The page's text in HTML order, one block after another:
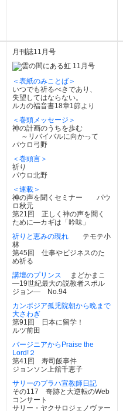
月刊誌11月号
＜表紙のみことば＞
いつでも祈るべきであり、
失望してはならない。
ルカの福音書18章1節より
＜巻頭メッセージ＞
神の計画のうちを歩む
～リバイバルに向かって
パウロ弓野
＜巻頭言＞
祈り
パウロ北野
＜連載＞
神の声を聞くセミナー パウ
ロ秋元
第21回 正しく神の声を聞く
ために―カギは「吟味」
祈りと恵みの現れ テモテ小
林
第45回 仕事やビジネスのた
め祈る
講壇のプリンス まどかまこ
―19世紀最大の説教者スポル
ジョン― No.94
カンボジア孤児院朝から晩まで
大さわぎ
第91回 日本に留学！
ルツ前田
バージニアからPraise the
Lord!２
第41回 寿司飯事件
ジョンソン上舘千恵子
サリーのプラハ宣教師日記
その117 奇跡と大逆転のWeb
コンサート
サリー・ヤクサロジェノヴァー